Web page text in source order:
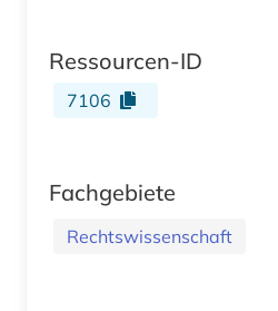
Ressourcen-ID
7106
Fachgebiete
Rechtswissenschaft